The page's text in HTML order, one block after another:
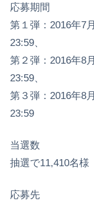
応募期間
第１弾：2016年7
23:59、
第２弾：2016年8
23:59、
第３弾：2016年8
23:59
当選数
抽選で11,410名様
応募先